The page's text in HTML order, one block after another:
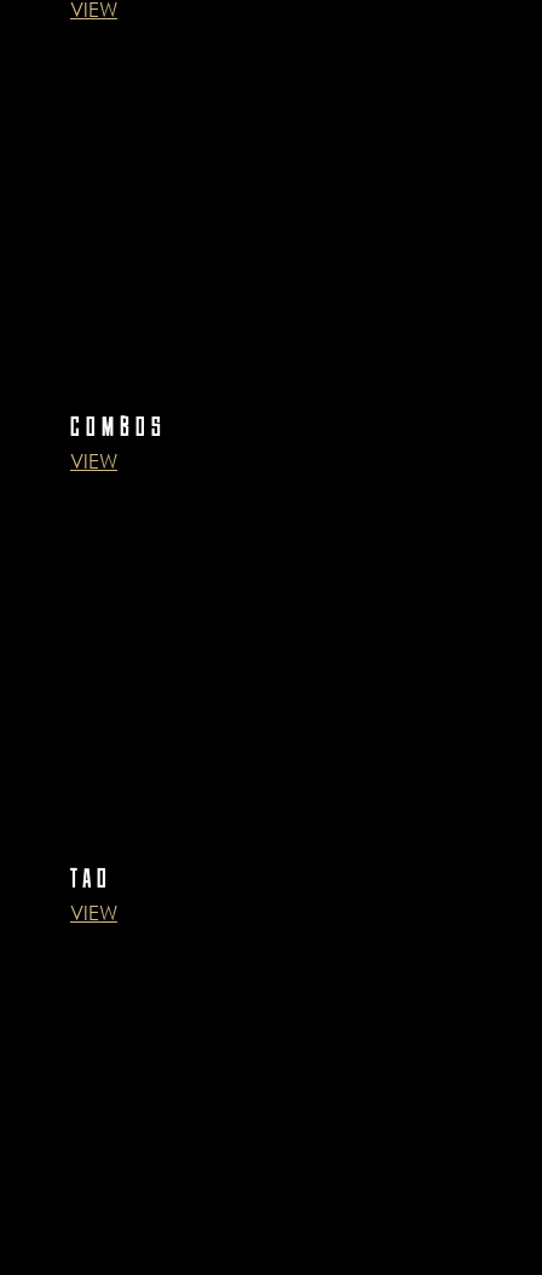
VIEW
COMBOS
VIEW
TAO
VIEW